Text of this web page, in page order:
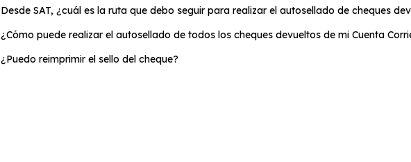
Desde SAT, ¿cuál es la ruta que debo seguir para realizar el autosellado de cheques
¿Cómo puede realizar el autosellado de todos los cheques devueltos de mi Cuenta
¿Puedo reimprimir el sello del cheque?